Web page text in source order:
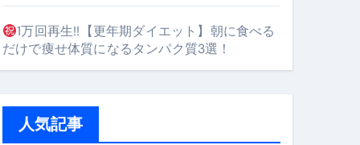
るのが独自ドメイン
安で手に入れる方法
1万回再生!!【更年期ダイエット】朝に食べる
だけで痩せ体質になるタンパク質3選！
人気記事